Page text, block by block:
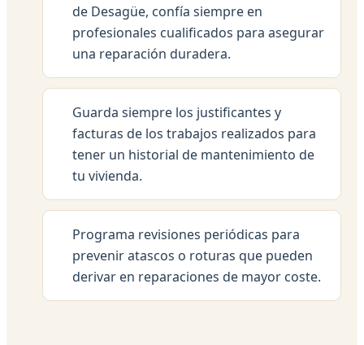
de Desagüe, confía siempre en
profesionales cualificados para asegurar
una reparación duradera.
Guarda siempre los justificantes y
facturas de los trabajos realizados para
tener un historial de mantenimiento de
tu vivienda.
Programa revisiones periódicas para
prevenir atascos o roturas que pueden
derivar en reparaciones de mayor coste.